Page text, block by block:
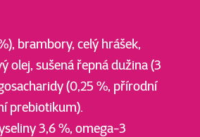
brambory, celý hrášek,
olej, sušená řepná dužina (3
(0,25 %, přírodní
prebiotikum).
3,6 %, omega-3